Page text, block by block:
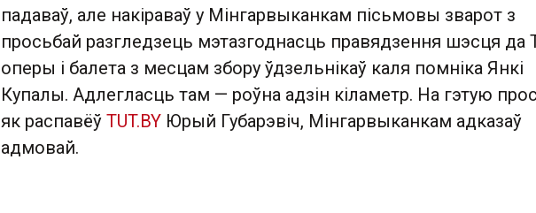
падаваў, але накіраваў у Мінгарвыканкам пісьмовы зварот з
просьбай разгледзець мэтазгоднасць правядзення шэсця да
оперы і балета з месцам збору ўдзельнікаў каля помніка Янкі
Купалы. Адлегласць там — роўна адзін кіламетр. На гэтую
як распавёў TUT.BY Юрый Губарэвіч, Мінгарвыканкам адказаў
адмовай.